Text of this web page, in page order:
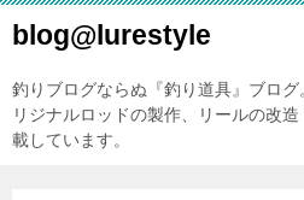
blog@lurestyle
釣りブログならぬ『釣り道具』ブロ
リジナルロッドの製作、リールの改
載しています。